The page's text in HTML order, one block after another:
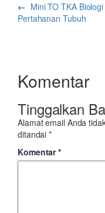
← Mini TO TKA
Pertahanan Tubuh
Komentar
Tinggalkan
Alamat email Anda
ditandai*
Komentar*